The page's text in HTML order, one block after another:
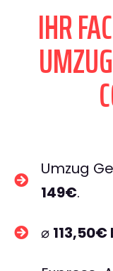
IHR
Umzug
149€.
⌀